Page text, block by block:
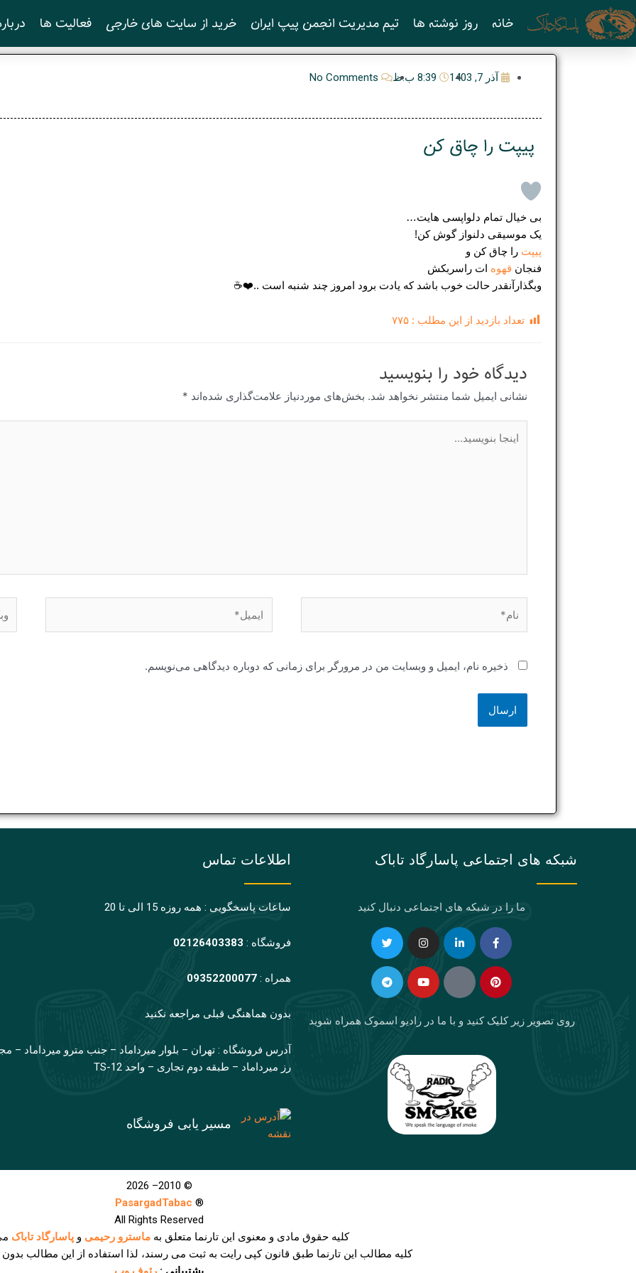
پرش
به
محتوا
خانه روز نوشته ها تیم مدیریت انجمن پیپ ایران خرید از سایت های خارجی فعالیت ها
آذر 7, 1403 8:39 ب.ظ No Comments
پیپت را چاق کن
بی خیال تمام دلواپسی هایت…
یک موسیقی دلنواز گوش کن!
پیپت را چاق کن و
فنجان قهوه ات راسربکش
وبگذارآنقدر حالت خوب باشد که یادت برود امروز چند شنبه است ..❤️☕️
تعداد بازدید از این مطلب : ۷۷۵
دیدگاه‌ خود را بنویسید
نشانی ایمیل شما منتشر نخواهد شد. بخش‌های موردنیاز علامت‌گذاری شده‌اند *
بنویسید…
ذخیره نام، ایمیل و وبسایت من در مرورگر برای زمانی که دوباره دیدگاهی می‌نویسم.
شبکه های اجتماعی پاسارگاد تاباک
ما را در شبکه های اجتماعی دنبال کنید
Facebook-
f
Linkedin-
in
Instagram
Twitter Pinterest
Eaparat
Youtube
Telegram
روی تصویر زیر کلیک کنید و با ما در رادیو اسموک همراه شوید
اطلاعات تماس
ساعات پاسخگویی : همه روزه 15 الی تا 20
فروشگاه : 02126403383
همراه :09352200077
بدون هماهنگی قبلی مراجعه نکنید
آدرس فروشگاه : تهران – بلوار میرداماد – جنب مترو میرداماد –
رز میرداماد – طبقه دوم تجاری – واحد TS-12
مسیر یابی فروشگاه
© 2010– 2026
®
PasargadTabac
All Rights Reserved
كليه حقوق مادی و معنوی اين تارنما متعلق بهماسترو رحیمی وپاسارگاد تاباک
کلیه مطالب این تارنما طبق قانون کپی رایت به ثبت می رسند، لذا استفاده از این مطالب